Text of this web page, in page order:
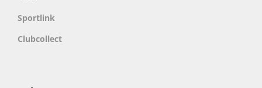
Sportlink
Clubcollect